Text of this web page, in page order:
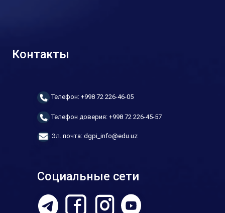
Контакты
Телефон: +998 72 226-46-05
Телефон доверия: +998 72 226-45-57
Эл. почта: dgpi_info@edu.uz
Социальные сети